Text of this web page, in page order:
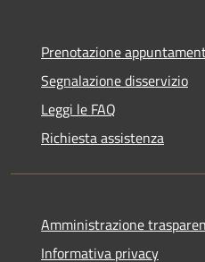
Prenotazione
Segnalazione disservizio
Leggi le FAQ
Richiesta assistenza
Amministrazione
Informativa privacy